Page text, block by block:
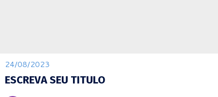
24/08/2023
ESCREVA SEU TITULO